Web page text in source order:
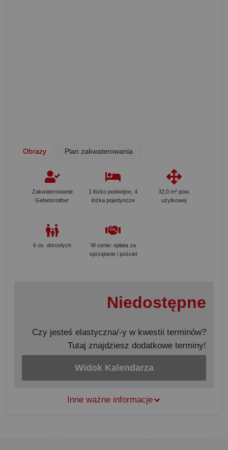
Obrazy Plan zakwaterowania
Zakwaterowanie
Gebetsroither
1 łóżko podwójne, 4
łóżka pojedyncze
32,0 m² pow.
użytkowej
6 os. dorosłych
W cenie: opłata za
sprzątanie i pościel
Niedostępne
Czy jesteś elastyczna/-y w kwestii terminów?
Tutaj znajdziesz dodatkowe terminy!
Widok Kalendarza
Inne ważne informacje